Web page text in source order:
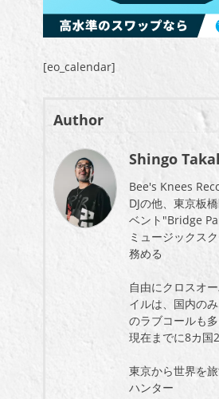
[eo_calendar]
Author
Shingo
Bee's Knees
DJの他、東京板
ベント"Bridge
ミュージックス
務める
自由にクロスオ
イルは、国内の
のラブコールも
現在までに8カ国
東京から世界を
ハンター